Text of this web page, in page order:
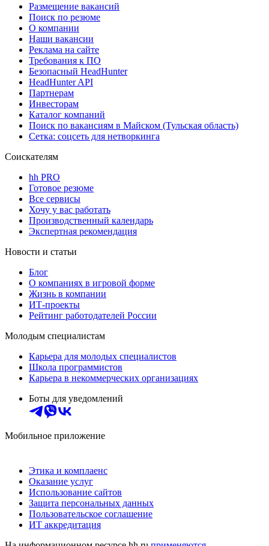
Размещение вакансий
Поиск по резюме
О компании
Наши вакансии
Реклама на сайте
Требования к ПО
Безопасный HeadHunter
HeadHunter API
Партнерам
Инвесторам
Каталог компаний
Поиск по вакансиям в Майском (Тульская область)
Сетка: соцсеть для нетворкинга
Соискателям
hh PRO
Готовое резюме
Все сервисы
Хочу у вас работать
Производственный календарь
Экспертная рекомендация
Новости и статьи
Блог
О компаниях в игровой форме
Жизнь в компании
ИТ-проекты
Рейтинг работодателей России
Молодым специалистам
Карьера для молодых специалистов
Школа программистов
Карьера в некоммерческих организациях
Боты для уведомлений
Мобильное приложение
Этика и комплаенс
Оказание услуг
Использование сайтов
Защита персональных данных
Пользовательское соглашение
ИТ аккредитация